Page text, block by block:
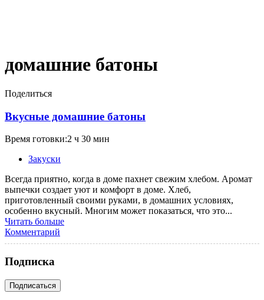
домашние батоны
Поделиться
Вкусные домашние батоны
Время готовки:2 ч 30 мин
Закуски
Всегда приятно, когда в доме пахнет свежим хлебом. Аромат
выпечки создает уют и комфорт в доме. Хлеб,
приготовленный своими руками, в домашних условиях,
особенно вкусный. Многим может показаться, что это...
Читать больше
Комментарий
Подписка